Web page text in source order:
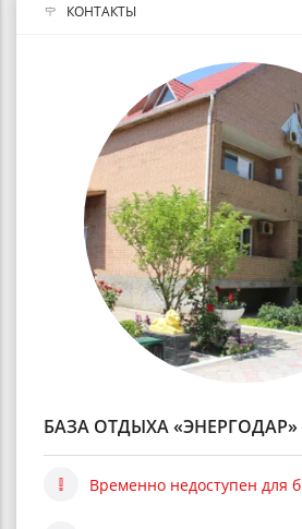
КОНТАКТЫ
БАЗА ОТДЫХА «ЭНЕРГОДАР»
Временно недоступен для